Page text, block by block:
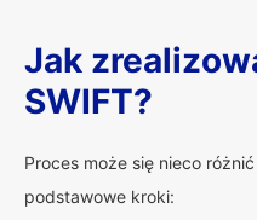
Jak
SWIFT?
Proces może się nieco
podstawowe kroki: